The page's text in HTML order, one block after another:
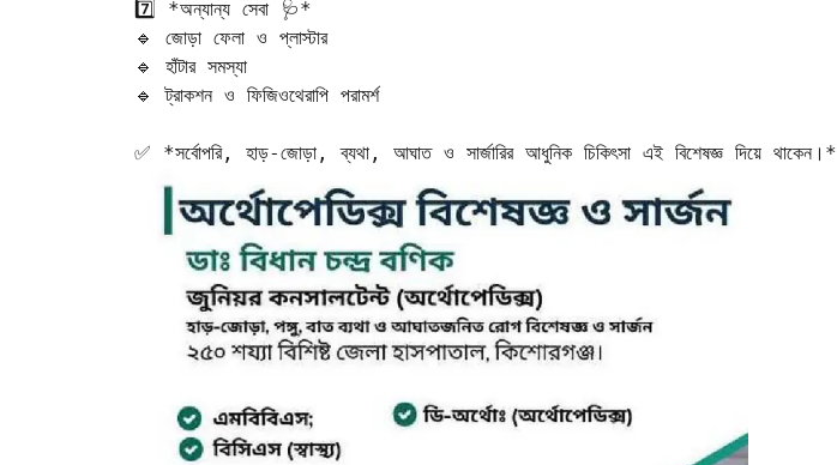
7️⃣ *অন্যান্য সেবা 🩺*
🔹 জোড়া ফেলা ও প্লাস্টার
🔹 হাঁটার সমস্যা
🔹 ট্রাকশন ও ফিজিওথেরাপি পরামর্শ
✅ *সর্বোপরি, হাড়-জোড়া, ব্যথা, আঘাত ও সার্জারির আধুনিক চিকিৎসা এই বিশেষজ্ঞ দিয়ে থাকেন।*